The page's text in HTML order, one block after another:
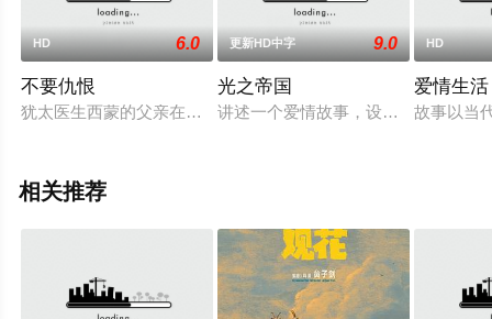
HD 6.0
不要仇恨
犹太医生西蒙的父亲在大屠杀中遇难，他并未想到仇恨会给他决
更新HD中字 9.0
光之帝国
讲述一个爱情故事，设定在1980年
HD
爱情生活
故事以当
相关推荐